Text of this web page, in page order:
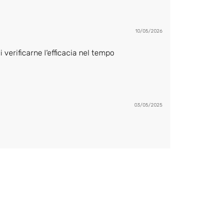
10/05/2026
verificarne l'efficacia nel tempo
03/05/2025